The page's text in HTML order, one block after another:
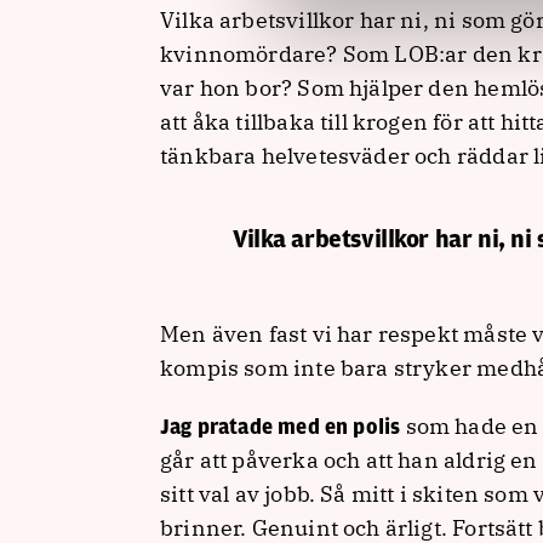
Vilka arbetsvillkor har ni, ni som
kvinnomördare? Som LOB:ar den
var hon bor? Som hjälper den
att åka tillbaka till krogen för att
tänkbara helvetesväder och räddar
Vilka arbetsvillkor har ni, ni
Men även fast vi har respekt
kompis som inte bara stryker
Jag pratade med en polis som hade
går att påverka och att han aldrig
sitt val av jobb. Så mitt i skiten som
brinner. Genuint och ärligt.